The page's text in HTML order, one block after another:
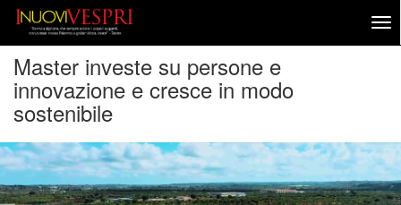
Master investe su persone e
innovazione e cresce in modo
sostenibile